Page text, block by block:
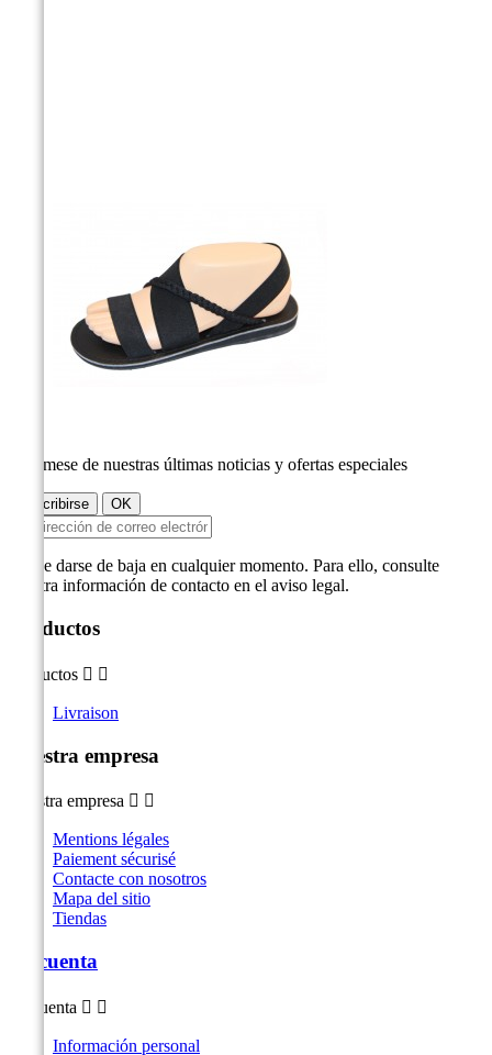
Infórmese de nuestras últimas noticias y ofertas especiales
Puede darse de baja en cualquier momento. Para ello, consulte
nuestra información de contacto en el aviso legal.
Productos
Productos  
Livraison
Nuestra empresa
Nuestra empresa  
Mentions légales
Paiement sécurisé
Contacte con nosotros
Mapa del sitio
Tiendas
Su cuenta
Su cuenta  
Información personal